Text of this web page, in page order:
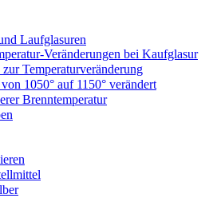
Laufglasuren
Veränderungen bei Kaufglasur
Temperaturveränderung
1050° auf 1150° verändert
Brenntemperatur